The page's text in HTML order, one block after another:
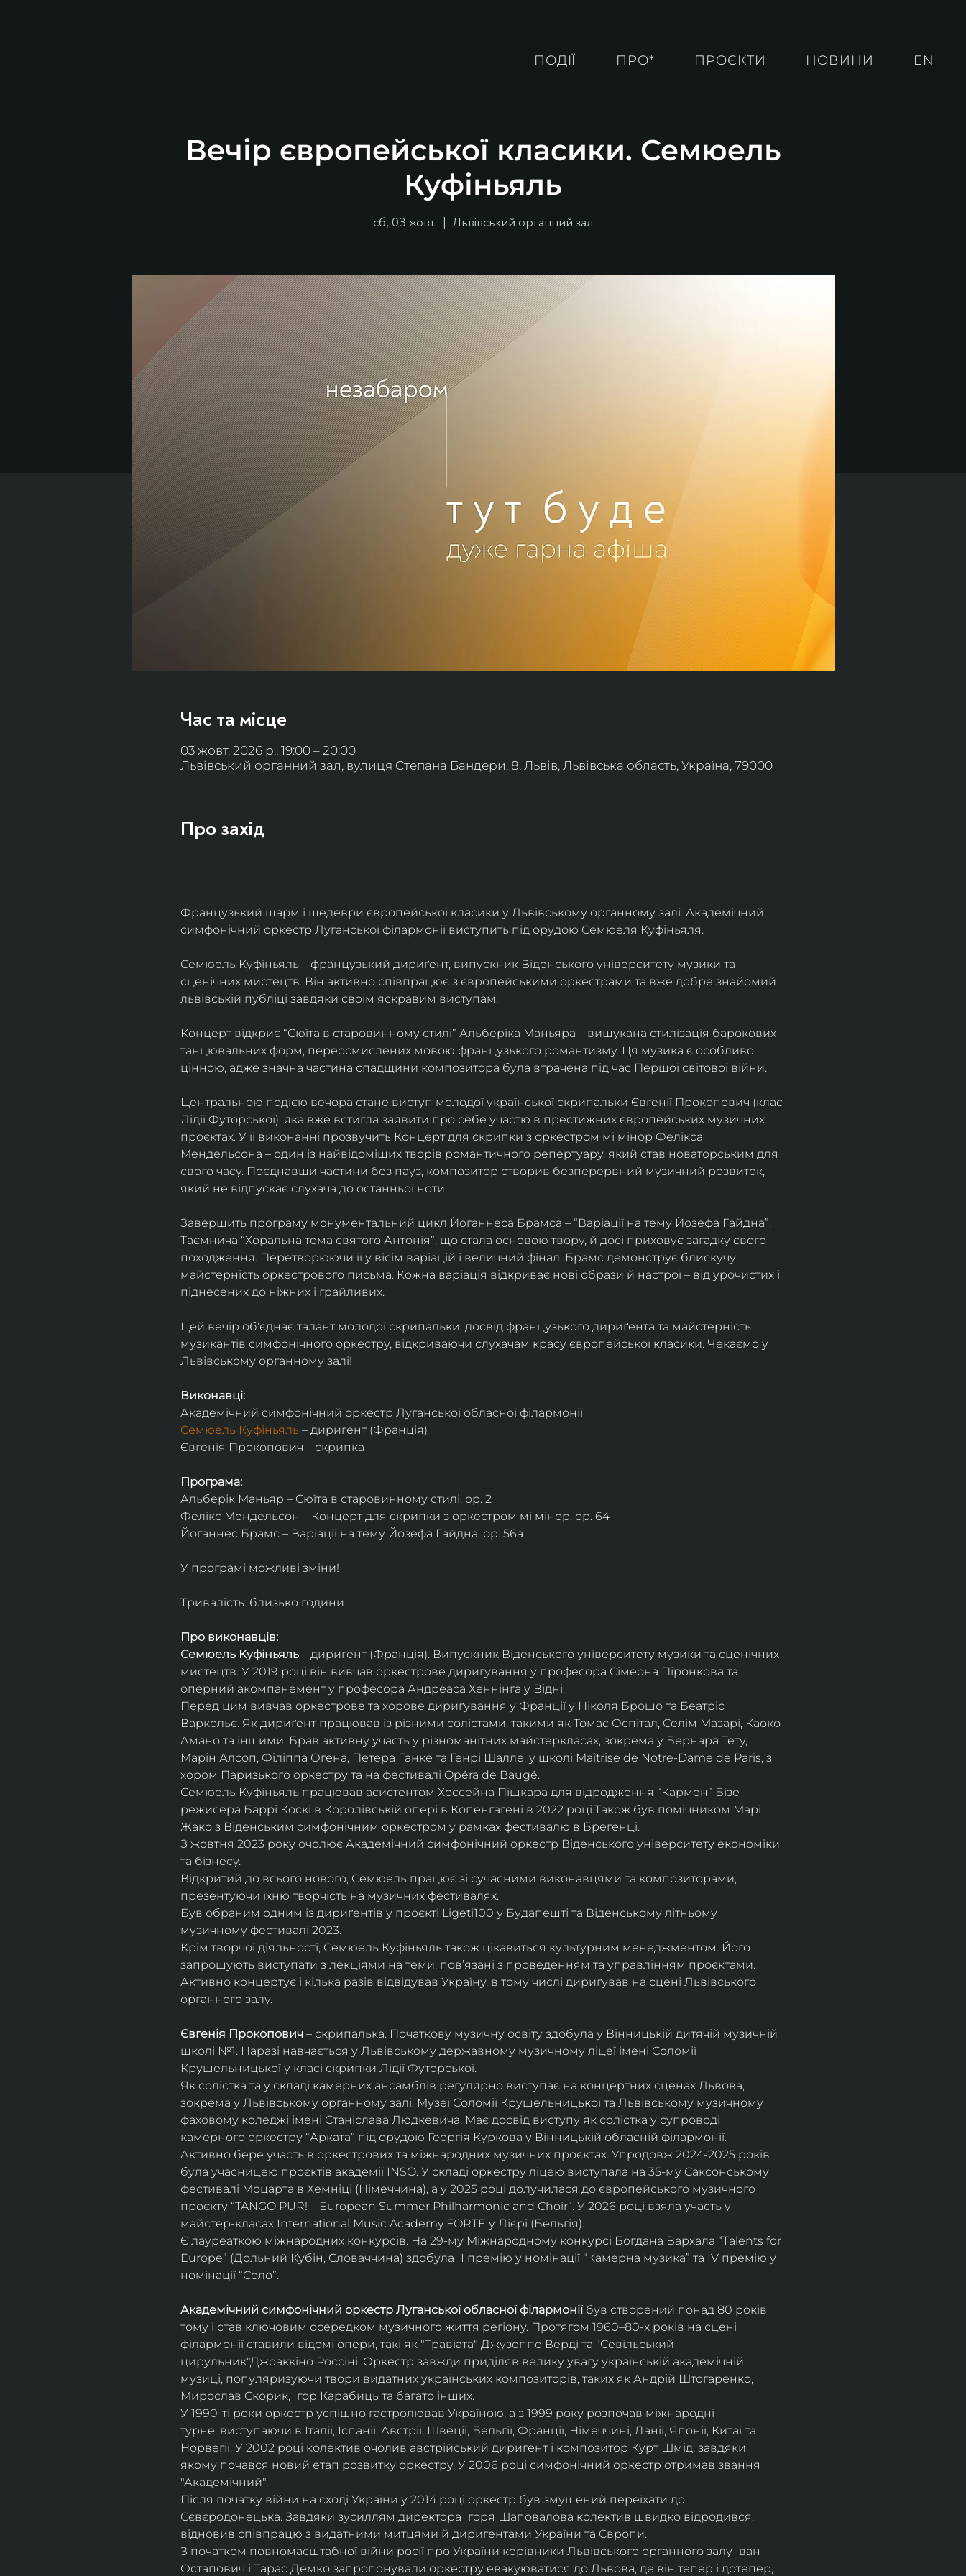
ПОДІЇ ПРО* ПРОЄКТИ НОВИНИ EN
Вечір європейської класики. Семюель
Куфіньяль
сб, 03 жовт.
  |
Львівський органний зал
Час та місце
03 жовт. 2026 р., 19:00 – 20:00
Львівський органний зал, вулиця Степана Бандери, 8, Львів, Львівська область, Україна, 79000
Про захід
Французький шарм і шедеври європейської класики у Львівському органному залі: Академічний
симфонічний оркестр Луганської філармонії виступить під орудою Семюеля Куфіньяля.
Семюель Куфіньяль – французький дириґент, випускник Віденського університету музики та
сценічних мистецтв. Він активно співпрацює з європейськими оркестрами та вже добре знайомий
львівській публіці завдяки своїм яскравим виступам.
Концерт відкриє “Сюїта в старовинному стилі” Альберіка Маньяра – вишукана стилізація барокових
танцювальних форм, переосмислених мовою французького романтизму. Ця музика є особливо
цінною, адже значна частина спадщини композитора була втрачена під час Першої світової війни.
Центральною подією вечора стане виступ молодої української скрипальки Євгенії Прокопович (клас
Лідії Футорської), яка вже встигла заявити про себе участю в престижних європейських музичних
проєктах. У її виконанні прозвучить Концерт для скрипки з оркестром мі мінор Фелікса
Мендельсона – один із найвідоміших творів романтичного репертуару, який став новаторським для
свого часу. Поєднавши частини без пауз, композитор створив безперервний музичний розвиток,
який не відпускає слухача до останньої ноти.
Завершить програму монументальний цикл Йоганнеса Брамса – “Варіації на тему Йозефа Гайдна”.
Таємнича “Хоральна тема святого Антонія”, що стала основою твору, й досі приховує загадку свого
походження. Перетворюючи її у вісім варіацій і величний фінал, Брамс демонструє блискучу
майстерність оркестрового письма. Кожна варіація відкриває нові образи й настрої – від урочистих і
піднесених до ніжних і грайливих.
Цей вечір об'єднає талант молодої скрипальки, досвід французького дириґента та майстерність
музикантів симфонічного оркестру, відкриваючи слухачам красу європейської класики. Чекаємо у
Львівському органному залі!
Виконавці:
Академічний симфонічний оркестр Луганської обласної філармонії
Семюель Куфіньяль – дириґент (Франція)
Євгенія Прокопович – скрипка
Програма:
Альберік Маньяр – Сюїта в старовинному стилі, ор. 2
Фелікс Мендельсон – Концерт для скрипки з оркестром мі мінор, ор. 64
Йоганнес Брамс – Варіації на тему Йозефа Гайдна, ор. 56a
У програмі можливі зміни!
Тривалість: близько години
Про виконавців:
Семюель Куфіньяль – дириґент (Франція). Випускник Віденського університету музики та сценічних
мистецтв. У 2019 році він вивчав оркестрове дириґування у професора Сімеона Піронкова та
оперний акомпанемент у професора Андреаса Хеннінга у Відні.
Перед цим вивчав оркестрове та хорове дириґування у Франції у Ніколя Брошо та Беатріс
Варкольє. Як дириґент працював із різними солістами, такими як Томас Оспітал, Селім Мазарі, Каоко
Амано та іншими. Брав активну участь у різноманітних майстеркласах, зокрема у Бернара Тету,
Марін Алсоп, Філіппа Огена, Петера Ганке та Генрі Шалле, у школі Maîtrise de Notre-Dame de Paris, з
хором Паризького оркестру та на фестивалі Opéra de Baugé.
Семюель Куфіньяль працював асистентом Хоссейна Пішкара для відродження “Кармен” Бізе
режисера Баррі Коскі в Королівській опері в Копенгагені в 2022 році.Також був помічником Марі
Жако з Віденським симфонічним оркестром у рамках фестивалю в Брегенці.
З жовтня 2023 року очолює Академічний симфонічний оркестр Віденського університету економіки
та бізнесу.
Відкритий до всього нового, Семюель працює зі сучасними виконавцями та композиторами,
презентуючи їхню творчість на музичних фестивалях.
Був обраним одним із дириґентів у проєкті Ligeti100 у Будапешті та Віденському літньому
музичному фестивалі 2023.
Крім творчої діяльності, Семюель Куфіньяль також цікавиться культурним менеджментом. Його
запрошують виступати з лекціями на теми, пов’язані з проведенням та управлінням проєктами.
Активно концертує і кілька разів відвідував Україну, в тому числі дириґував на сцені Львівського
органного залу.
Євгенія Прокопович – скрипалька. Початкову музичну освіту здобула у Вінницькій дитячій музичній
школі №1. Наразі навчається у Львівському державному музичному ліцеї імені Соломії
Крушельницької у класі скрипки Лідії Футорської.
Як солістка та у складі камерних ансамблів регулярно виступає на концертних сценах Львова,
зокрема у Львівському органному залі, Музеї Соломії Крушельницької та Львівському музичному
фаховому коледжі імені Станіслава Людкевича. Має досвід виступу як солістка у супроводі
камерного оркестру “Арката” під орудою Георгія Куркова у Вінницькій обласній філармонії.
Активно бере участь в оркестрових та міжнародних музичних проєктах. Упродовж 2024-2025 років
була учасницею проєктів академії INSO. У складі оркестру ліцею виступала на 35-му Саксонському
фестивалі Моцарта в Хемніці (Німеччина), а у 2025 році долучилася до європейського музичного
проєкту “TANGO PUR! – European Summer Philharmonic and Choir”. У 2026 році взяла участь у
майстер-класах International Music Academy FORTE у Лієрі (Бельгія).
Є лауреаткою міжнародних конкурсів. На 29-му Міжнародному конкурсі Богдана Вархала “Talents for
Europe” (Дольний Кубін, Словаччина) здобула ІІ премію у номінації “Камерна музика” та IV премію у
номінації “Соло”.
Академічний симфонічний оркестр Луганської обласної філармонії був створений понад 80 років
тому і став ключовим осередком музичного життя регіону. Протягом 1960–80-х років на сцені
філармонії ставили відомі опери, такі як "Травіата" Джузеппе Верді та "Севільський
цирульник"Джоаккіно Россіні. Оркестр завжди приділяв велику увагу українській академічній
музиці, популяризуючи твори видатних українських композиторів, таких як Андрій Штогаренко,
Мирослав Скорик, Ігор Карабиць та багато інших.
У 1990-ті роки оркестр успішно гастролював Україною, а з 1999 року розпочав міжнародні
турне, виступаючи в Італії, Іспанії, Австрії, Швеції, Бельгії, Франції, Німеччині, Данії, Японії, Китаї та
Норвегії. У 2002 році колектив очолив австрійський диригент і композитор Курт Шмід, завдяки
якому почався новий етап розвитку оркестру. У 2006 році симфонічний оркестр отримав звання
"Академічний".
Після початку війни на сході України у 2014 році оркестр був змушений переїхати до
Сєвєродонецька. Завдяки зусиллям директора Ігоря Шаповалова колектив швидко відродився,
відновив співпрацю з видатними митцями й диригентами України та Європи.
З початком повномасштабної війни росії про України керівники Львівського органного залу Іван
Остапович і Тарас Демко запропонували оркестру евакуюватися до Львова, де він тепер і дотепер,